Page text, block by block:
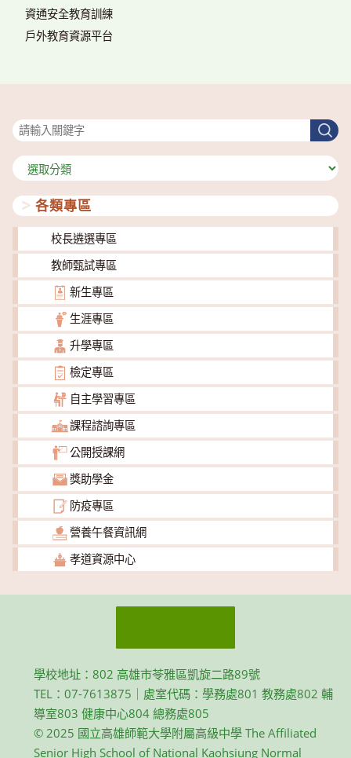
資通安全教育訓練
戶外教育資源平台
搜
尋
分
類
各類專區
校長遴選專區
教師甄試專區
新生專區
生涯專區
升學專區
檢定專區
自主學習專區
課程諮詢專區
公開授課網
獎助學金
防疫專區
營養午餐資訊網
孝道資源中心
學校地址：802 高雄市苓雅區凱旋二路89號
TEL：07-7613875｜處室代碼：學務處801 教務處802 輔
導室803 健康中心804 總務處805
© 2025 國立高雄師範大學附屬高級中學 The Affiliated
Senior High School of National Kaohsiung Normal